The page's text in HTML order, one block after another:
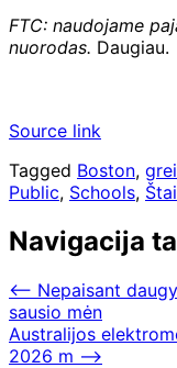
FTC: naudojame
nuorodas. Daugiau.
Source link
Tagged Boston,
Public, Schools, Štai
Navigacija
⟵ Nepaisant
sausio mėn
Australijos
2026 m ⟶